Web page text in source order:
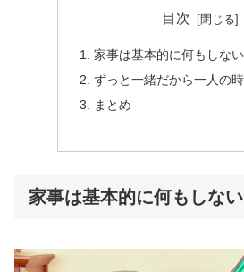
目次
家事は基本的に何もしない
ずっと一緒だから一人の
まとめ
家事は基本的に何もしない